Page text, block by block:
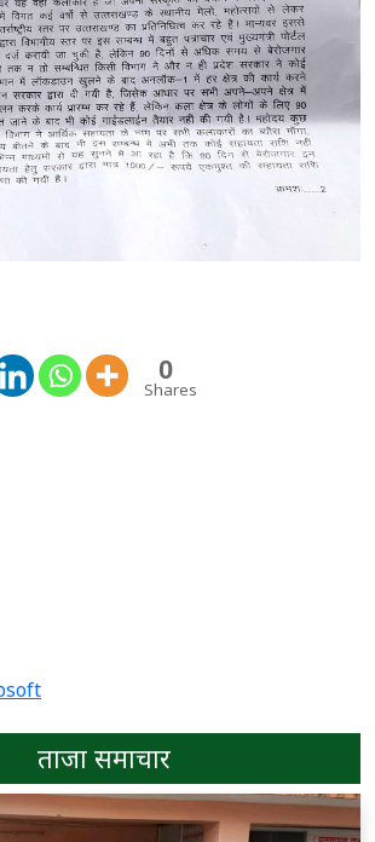
0
Shares
ताजा समाचार